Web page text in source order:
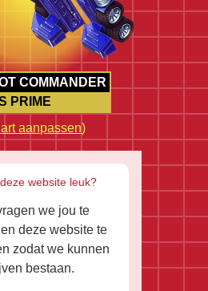
COMMANDER
PRIME
aanpassen)
website leuk?
we jou te
deze website te
zodat we kunnen
bestaan.